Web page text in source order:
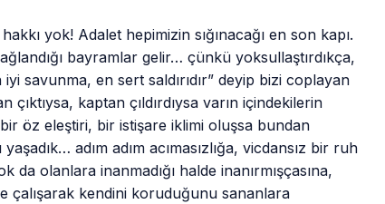
yok! Adalet hepimizin sığınacağı en son kapı.
bayramlar gelir… çünkü yoksullaştırdıkça,
savunma, en sert saldırıdır” deyip bizi coplayan
kaptan çıldırdıysa varın içindekilerin
öz eleştiri, bir istişare iklimi oluşsa bundan
adım adım acımasızlığa, vicdansız bir ruh
olanlara inanmadığı halde inanırmışçasına,
çalışarak kendini koruduğunu sananlara